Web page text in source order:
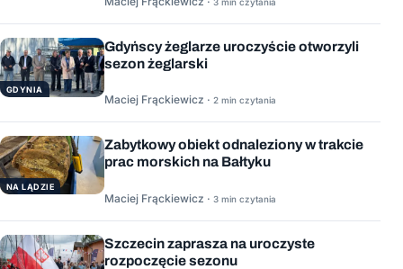
GDYNIA
Gdyńscy żeglarze uroczyście otworzyli
sezon żeglarski
Maciej Frąckiewicz · 2 min czytania
NA LĄDZIE
Zabytkowy obiekt odnaleziony w trakcie
prac morskich na Bałtyku
Maciej Frąckiewicz · 3 min czytania
Szczecin zaprasza na uroczyste
rozpoczęcie sezonu